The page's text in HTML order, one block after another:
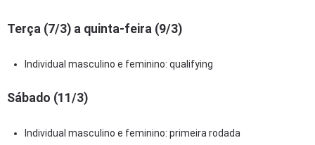
Terça (7/3) a quinta-feira (9/3)
Individual masculino e feminino: qualifying
Sábado (11/3)
Individual masculino e feminino: primeira rodada